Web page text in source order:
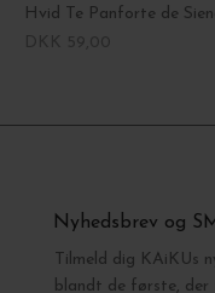
Hvid Te Panforte de
Nyhedsbrev og
Tilmeld dig KAiKUs
blandt de første, der